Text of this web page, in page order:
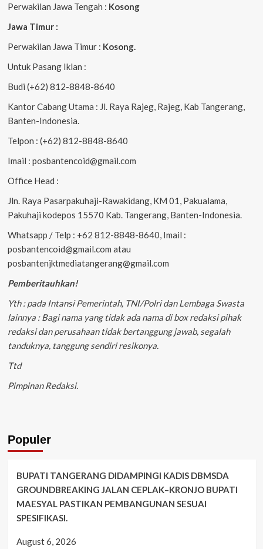
Perwakilan Jawa Tengah : Kosong
Jawa Timur :
Perwakilan Jawa Timur : Kosong.
Untuk Pasang Iklan :
Budi (+62) 812-8848-8640
Kantor Cabang Utama : Jl. Raya Rajeg, Rajeg, Kab Tangerang,
Banten-Indonesia.
Telpon : (+62) 812-8848-8640
Imail : posbantencoid@gmail.com
Office Head :
Jln. Raya Pasarpakuhaji-Rawakidang, KM 01, Pakualama,
Pakuhaji kodepos 15570 Kab. Tangerang, Banten-Indonesia.
Whatsapp / Telp : +62 812-8848-8640, Imail :
posbantencoid@gmail.com atau
posbantenjktmediatangerang@gmail.com
Pemberitauhkan!
Yth : pada Intansi Pemerintah, TNI/Polri dan Lembaga Swasta
lainnya : Bagi nama yang tidak ada nama di box redaksi pihak
redaksi dan perusahaan tidak bertanggung jawab, segalah
tanduknya, tanggung sendiri resikonya.
Ttd
Pimpinan Redaksi.
Populer
BUPATI TANGERANG DIDAMPINGI KADIS DBMSDA
GROUNDBREAKING JALAN CEPLAK–KRONJO BUPATI
MAESYAL PASTIKAN PEMBANGUNAN SESUAI
SPESIFIKASI.
August 6, 2026